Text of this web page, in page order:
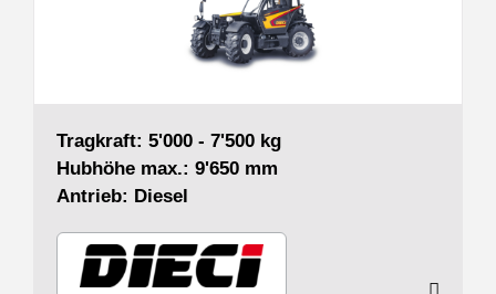
Tragkraft: 5'000 - 7'500 kg
Hubhöhe max.: 9'650 mm
Antrieb: Diesel